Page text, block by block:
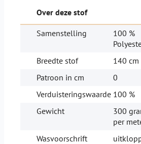
Over deze stof
Samenstelling
100 %
Breedte stof
140 cm
Patroon in cm
0
Verduisteringswaarde 100 %
Gewicht
300
per
Wasvoorschrift